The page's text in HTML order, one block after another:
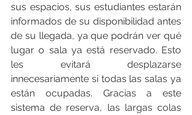
sus espacios, sus estudiantes estarán
informados de su disponibilidad antes
de su llegada, ya que podrán ver qué
lugar o sala ya está reservado. Esto
les evitará desplazarse
innecesariamente si todas las salas ya
están ocupadas. Gracias a este
sistema de reserva, las largas colas